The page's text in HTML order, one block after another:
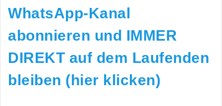
WhatsApp-Kanal
abonnieren und IMMER
DIREKT auf dem Laufenden
bleiben (hier klicken)